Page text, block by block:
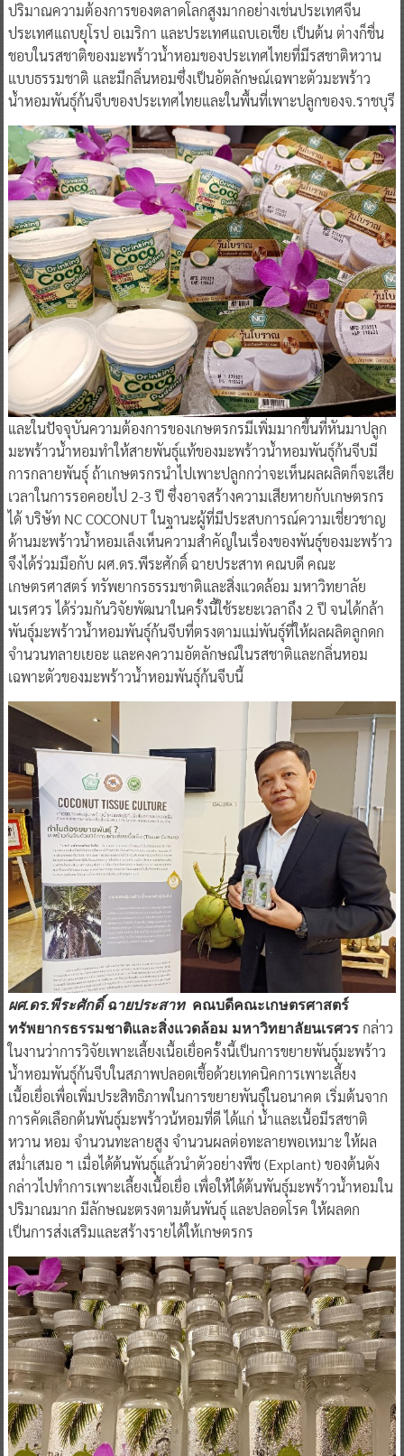
ปริมาณความต้องการของตลาดโลกสูงมากอย่างเช่นประเทศจีน
ประเทศแถบยุโรป อเมริกา และประเทศแถบเอเชีย เป็นต้น ต่างก็ชื่น
ชอบในรสชาติของมะพร้าวน้ำหอมของประเทศไทยที่มีรสชาติหวาน
แบบธรรมชาติ และมีกลิ่นหอมซึ่งเป็นอัตลักษณ์เฉพาะตัวมะพร้าว
น้ำหอมพันธุ์ก้นจีบของประเทศไทยและในพื้นที่เพาะปลูกของจ.ราชบุรี
และในปัจจุบันความต้องการของเกษตรกรมีเพิ่มมากขึ้นที่หันมาปลูก
มะพร้าวน้ำหอมทำให้สายพันธุ์แท้ของมะพร้าวน้ำหอมพันธุ์ก้นจีบมี
การกลายพันธุ์ ถ้าเกษตรกรนำไปเพาะปลูกกว่าจะเห็นผลผลิตก็จะเสีย
เวลาในการรอคอยไป 2-3 ปี ซึ่งอาจสร้างความเสียหายกับเกษตรกร
ได้ บริษัท NC COCONUT ในฐานะผู้ที่มีประสบการณ์ความเชี่ยวชาญ
ด้านมะพร้าวน้ำหอมเล็งเห็นความสำคัญในเรื่องของพันธุ์ของมะพร้าว
จึงได้ร่วมมือกับ ผศ.ดร.พีระศักดิ์ ฉายประสาท คณบดี คณะ
เกษตรศาสตร์ ทรัพยากรธรรมชาติและสิ่งแวดล้อม มหาวิทยาลัย
นเรศวร ได้ร่วมกันวิจัยพัฒนาในครั้งนี้ใช้ระยะเวลาถึง 2 ปี จนได้กล้า
พันธุ์มะพร้าวน้ำหอมพันธุ์ก้นจีบที่ตรงตามแม่พันธุ์ที่ให้ผลผลิตลูกดก
จำนวนทลายเยอะ และคงความอัตลักษณ์ในรสชาติและกลิ่นหอม
เฉพาะตัวของมะพร้าวน้ำหอมพันธุ์ก้นจีบนี้
ผศ.ดร.พีระศักดิ์ ฉายประสาท คณบดีคณะเกษตรศาสตร์
ทรัพยากรธรรมชาติและสิ่งแวดล้อม มหาวิทยาลัยนเรศวร กล่าว
ในงานว่าการวิจัยเพาะเลี้ยงเนื้อเยื่อครั้งนี้เป็นการขยายพันธุ์มะพร้าว
น้ำหอมพันธุ์ก้นจีบในสภาพปลอดเชื้อด้วยเทคนิคการเพาะเลี้ยง
เนื้อเยื่อเพื่อเพิ่มประสิทธิภาพในการขยายพันธุ์ในอนาคต เริ่มต้นจาก
การคัดเลือกต้นพันธุ์มะพร้าวน้หอมที่ดี ได้แก่ น้ำและเนื้อมีรสชาติ
หวาน หอม จำนวนทะลายสูง จำนวนผลต่อทะลายพอเหมาะ ให้ผล
สม่ำเสมอ ฯ เมื่อได้ต้นพันธุ์แล้วนำตัวอย่างพืช (Explant) ของต้นดัง
กล่าวไปทำการเพาะเลี้ยงเนื้อเยื่อ เพื่อให้ได้ต้นพันธุ์มะพร้าวน้ำหอมใน
ปริมาณมาก มีลักษณะตรงตามต้นพันธุ์ และปลอดโรค ให้ผลดก
เป็นการส่งเสริมและสร้างรายได้ให้เกษตรกร